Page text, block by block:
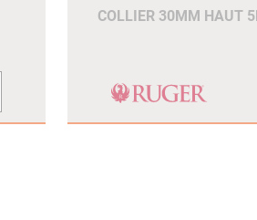
COLLIER 30MM HAUT